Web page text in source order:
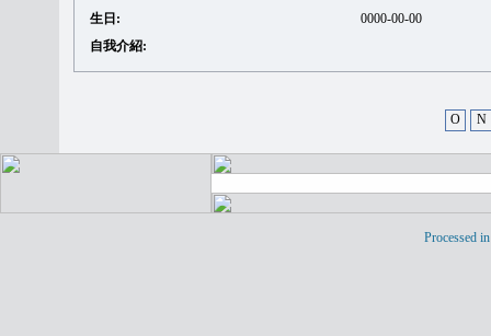
生日:
0000-00-00
自我介紹:
O N
Processed